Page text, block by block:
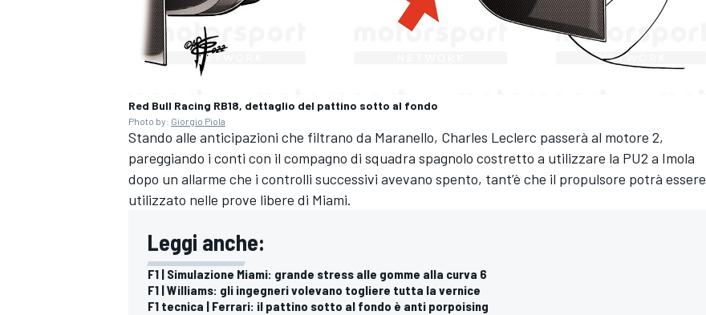
MONOMARCA
Red Bull Racing RB18, dettaglio del pattino sotto al fondo
Photo by: Giorgio Piola
Stando alle anticipazioni che filtrano da Maranello, Charles Leclerc passerà al motore 2,
pareggiando i conti con il compagno di squadra spagnolo costretto a utilizzare la PU2 a Imola
dopo un allarme che i controlli successivi avevano spento, tant’è che il propulsore potrà essere
utilizzato nelle prove libere di Miami.
Leggi anche:
F1 | Simulazione Miami: grande stress alle gomme alla curva 6
F1 | Williams: gli ingegneri volevano togliere tutta la vernice
F1 tecnica | Ferrari: il pattino sotto al fondo è anti porpoising